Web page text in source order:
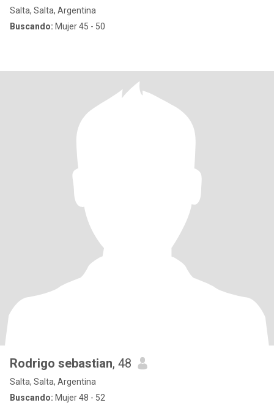
Salta, Salta, Argentina
Buscando: Mujer 45 - 50
Rodrigo sebastian, 48
Salta, Salta, Argentina
Buscando: Mujer 48 - 52